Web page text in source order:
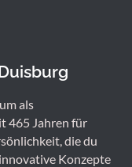
als
465 Jahren für
die du
Konzepte